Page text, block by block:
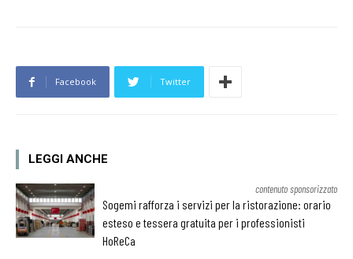
Facebook Twitter
LEGGI ANCHE
contenuto sponsorizzato
Sogemi rafforza i servizi per la ristorazione: orario
esteso e tessera gratuita per i professionisti
HoReCa